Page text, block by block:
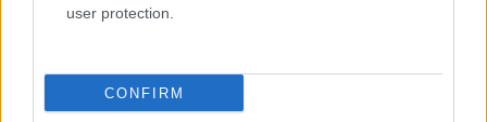
user protection.
CONFIRM